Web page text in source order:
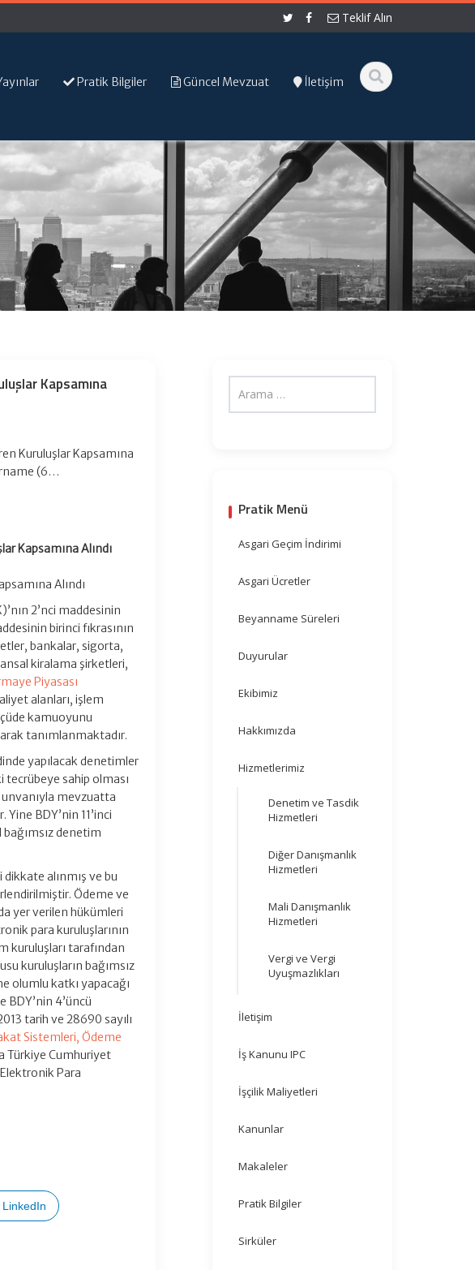
Teklif Alın
Pratik Bilgiler Güncel Mevzuat İletişim
Kapsamına
Kuruluşlar Kapsamına
(6…
Kapsamına Alındı
Alındı
2’nci maddesinin
birinci fıkrasının
bankalar, sigorta,
kiralama şirketleri,
Piyasası
alanları, işlem
kamuoyunu
tanımlanmaktadır.
yapılacak denetimler
sahip olması
unvanıyla mevzuatta
BDY’nin 11’inci
bağımsız denetim
alınmış ve bu
Ödeme ve
yer verilen hükümleri
para kuruluşlarının
kuruluşları tarafından
kuruluşların bağımsız
olumlu katkı yapacağı
BDY’nin 4’üncü
tarih ve 28690 sayılı
Sistemleri, Ödeme
Türkiye Cumhuriyet
Para
LinkedIn
Pratik Menü
Asgari Geçim İndirimi
Asgari Ücretler
Beyanname Süreleri
Duyurular
Ekibimiz
Hakkımızda
Hizmetlerimiz
Denetim ve Tasdik
Hizmetleri
Diğer Danışmanlık
Hizmetleri
Mali Danışmanlık
Hizmetleri
Vergi ve Vergi
Uyuşmazlıkları
İletişim
İş Kanunu IPC
İşçilik Maliyetleri
Kanunlar
Makaleler
Pratik Bilgiler
Sirküler